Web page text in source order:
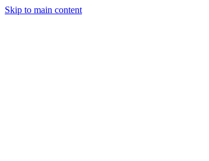
Skip to main content